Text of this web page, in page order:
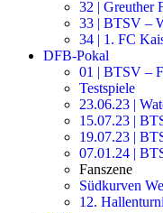
32 | Greuther
33 | BTSV –
34 | 1. FC
DFB-Pokal
01 | BTSV –
Testspiele
23.06.23 |
15.07.23 |
19.07.23 |
07.01.24 |
Fanszene
Südkurven
12.